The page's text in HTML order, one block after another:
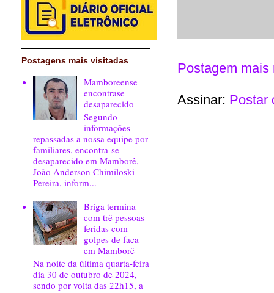
Postagem mais
Assinar: Postar
Postagens mais visitadas
Mamboreense
encontrase
desaparecido
Segundo
informações
repassadas a nossa equipe por
familiares, encontra-se
desaparecido em Mamborê,
João Anderson Chimiloski
Pereira, inform...
Briga termina
com trê pessoas
feridas com
golpes de faca
em Mamborê
Na noite da última quarta-feira
dia 30 de outubro de 2024,
sendo por volta das 22h15, a